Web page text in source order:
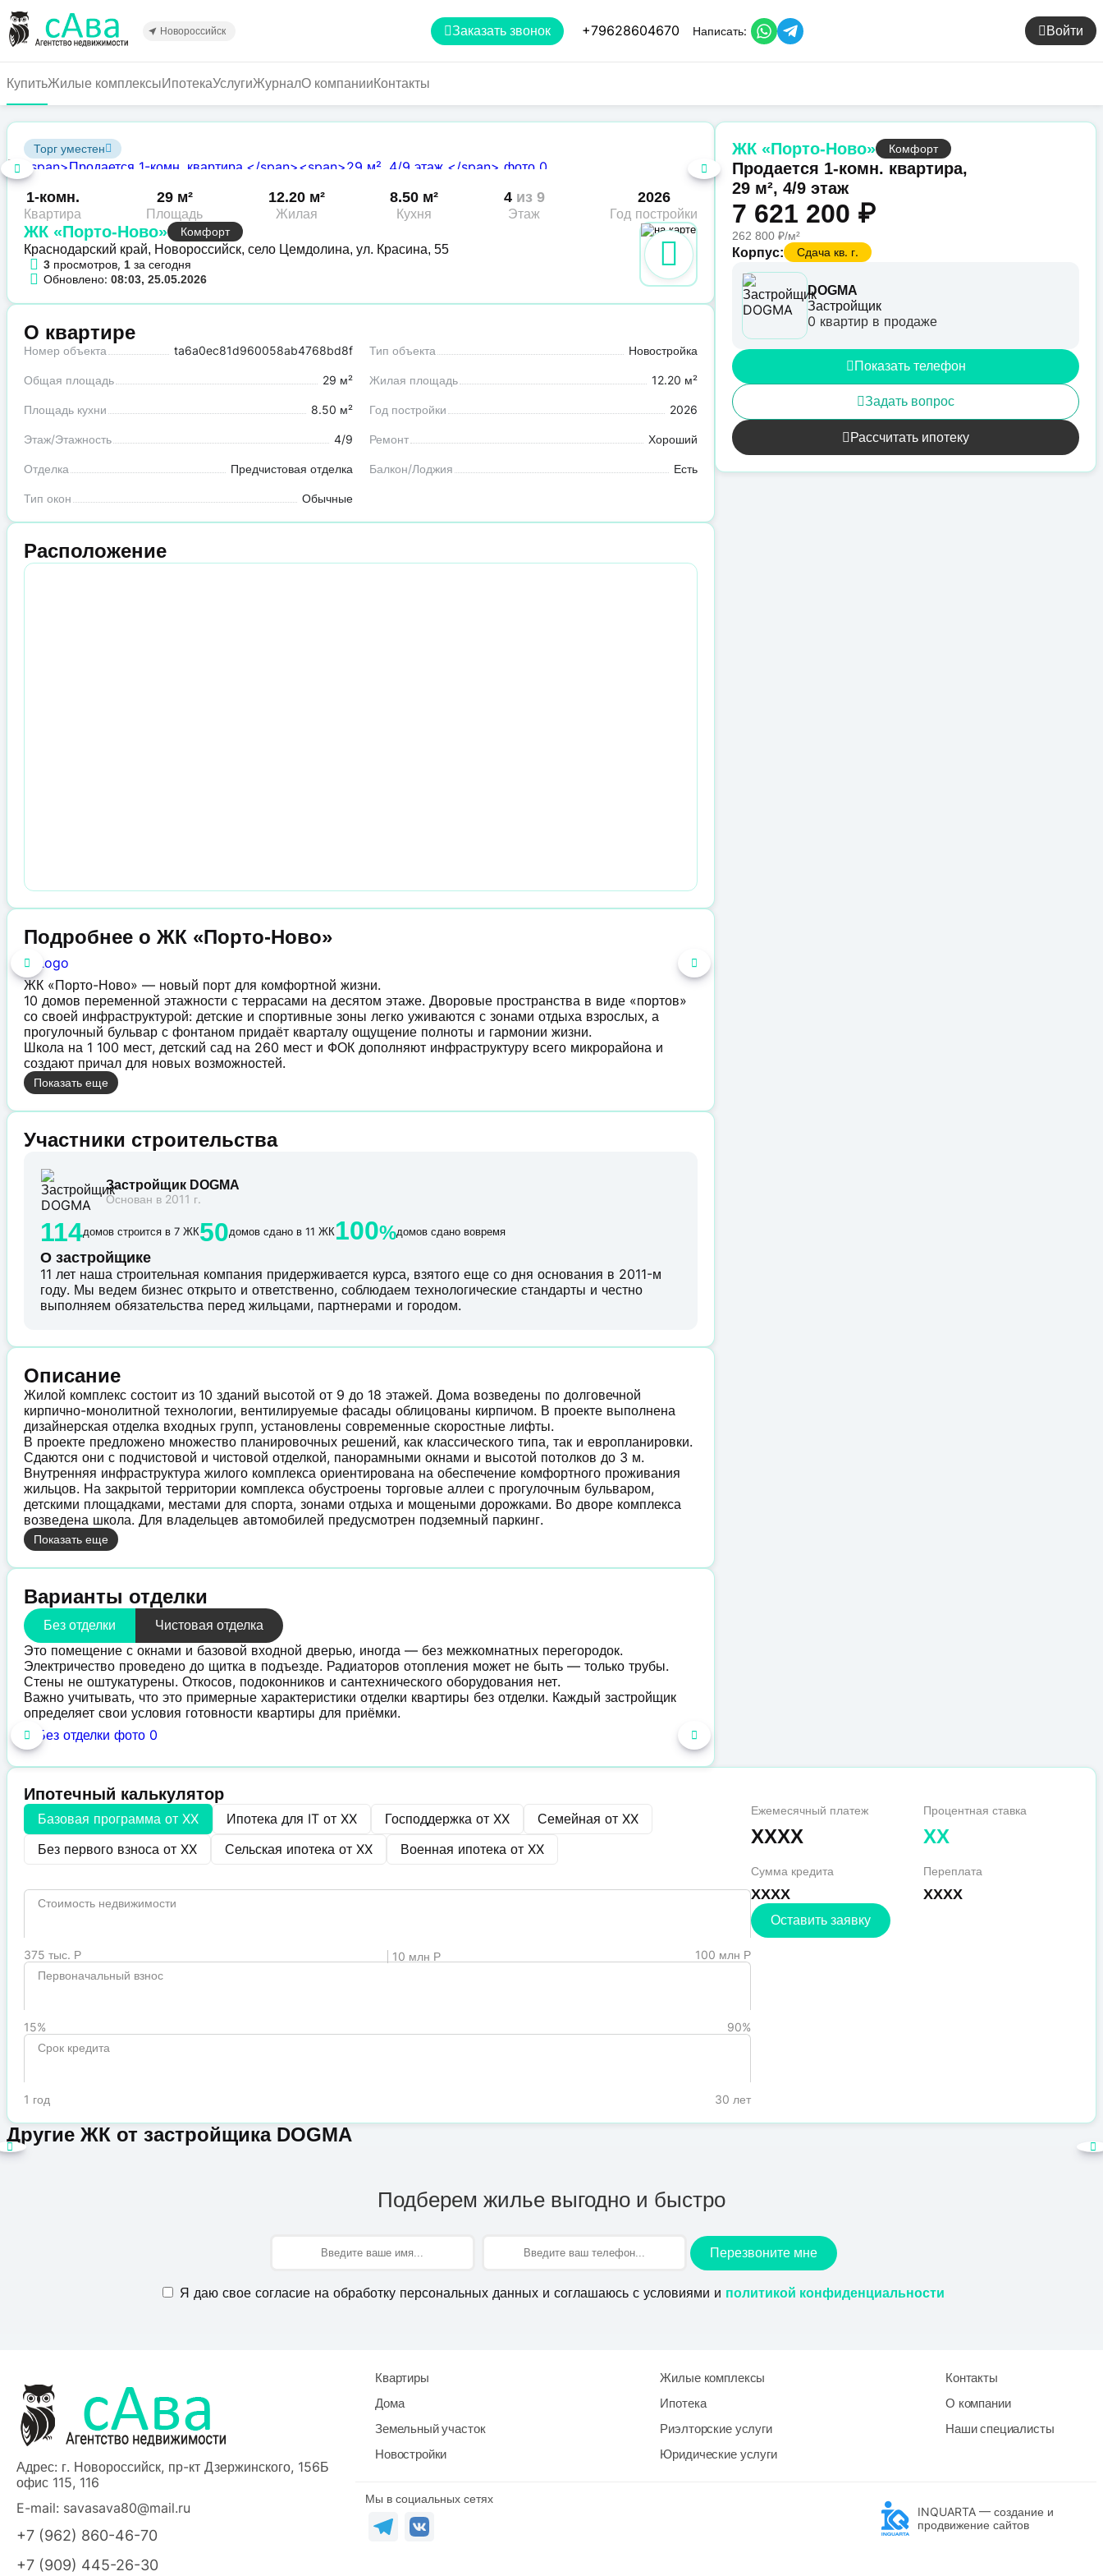
Перейти
основному
Новороссийск Заказать звонок +79628604670 Написать: Войти
КупитьЖилые комплексыИпотекаУслугиЖурналО компанииКонтакты
Торг уместен
1-комн.
Квартира
29 м²
Площадь
12.20 м²
Жилая
8.50 м²
Кухня
4 из 9
Этаж
2026
Год постройки
ЖК «Порто-Ново»
Комфорт
Краснодарский край, Новороссийск, село Цемдолина, ул. Красина, 55
3 просмотров, 1 за сегодня
Обновлено: 08:03, 25.05.2026
О квартире
Номер объекта ta6a0ec81d960058ab4768bd8f Тип объекта Новостройка
Общая площадь 29 м² Жилая площадь 12.20 м²
Площадь кухни 8.50 м² Год постройки 2026
Этаж/Этажность 4/9 Ремонт Хороший
Отделка Предчистовая отделка Балкон/Лоджия Есть
Тип окон Обычные
Расположение
Подробнее о ЖК «Порто-Ново»
ЖК «Порто-Ново» — новый порт для комфортной жизни.
10 домов переменной этажности с террасами на десятом этаже. Дворовые пространства в виде «портов»
со своей инфраструктурой: детские и спортивные зоны легко уживаются с зонами отдыха взрослых, а
прогулочный бульвар с фонтаном придаёт кварталу ощущение полноты и гармонии жизни.
Школа на 1 100 мест, детский сад на 260 мест и ФОК дополняют инфраструктуру всего микрорайона и
создают причал для новых возможностей.
Показать еще
Участники строительства
Застройщик DOGMA
Основан в 2011 г.
114домов строится в 7 ЖК50домов сдано в 11 ЖК100%домов сдано вовремя
О застройщике
11 лет наша строительная компания придерживается курса, взятого еще со дня основания в 2011-м
году. Мы ведем бизнес открыто и ответственно, соблюдаем технологические стандарты и честно
выполняем обязательства перед жильцами, партнерами и городом.
Описание
Жилой комплекс состоит из 10 зданий высотой от 9 до 18 этажей. Дома возведены по долговечной
кирпично-монолитной технологии, вентилируемые фасады облицованы кирпичом. В проекте выполнена
дизайнерская отделка входных групп, установлены современные скоростные лифты.
В проекте предложено множество планировочных решений, как классического типа, так и европланировки.
Сдаются они с подчистовой и чистовой отделкой, панорамными окнами и высотой потолков до 3 м.
Внутренняя инфраструктура жилого комплекса ориентирована на обеспечение комфортного проживания
жильцов. На закрытой территории комплекса обустроены торговые аллеи с прогулочным бульваром,
детскими площадками, местами для спорта, зонами отдыха и мощеными дорожками. Во дворе комплекса
возведена школа. Для владельцев автомобилей предусмотрен подземный паркинг.
Показать еще
Варианты отделки
Без отделки Чистовая отделка
Это помещение с окнами и базовой входной дверью, иногда — без межкомнатных перегородок.
Электричество проведено до щитка в подъезде. Радиаторов отопления может не быть — только трубы.
Стены не оштукатурены. Откосов, подоконников и сантехнического оборудования нет.
Важно учитывать, что это примерные характеристики отделки квартиры без отделки. Каждый застройщик
определяет свои условия готовности квартиры для приёмки.
Продается 1-комн. квартира,
29 м², 4/9 этаж
7 621 200 ₽
262 800 ₽/м²
ЖК «Порто-Ново» Комфорт
Корпус: Сдача кв. г.
DOGMA
Застройщик
0 квартир в продаже
Показать телефон
Задать вопрос
Рассчитать ипотеку
Ипотечный калькулятор
Базовая программа от XX Ипотека для IT от XX Господдержка от XX Семейная от XX
Без первого взноса от XX Сельская ипотека от XX Военная ипотека от XX
Стоимость недвижимости
375 тыс. Р 10 млн Р
100 млн Р
Первоначальный взнос
15%
90%
Срок кредита
1 год 30 лет
Ежемесячный платеж
XXXX
Процентная ставка
XX
Сумма кредита
XXXX
Переплата
XXXX
Оставить заявку
Другие ЖК от застройщика DOGMA
Подберем жилье выгодно и быстро
Перезвоните мне
Я даю свое согласие на обработку персональных данных и соглашаюсь с условиями и политикой конфиденциальности
Адрес: г. Новороссийск, пр-кт Дзержинского, 156Б
офис 115, 116
E-mail: savasava80@mail.ru
+7 (962) 860-46-70
+7 (909) 445-26-30
Квартиры
Дома
Земельный участок
Новостройки
Жилые комплексы
Ипотека
Риэлторские услуги
Юридические услуги
Контакты
О компании
Наши специалисты
Мы в социальных сетях
INQUARTA — создание и
продвижение сайтов